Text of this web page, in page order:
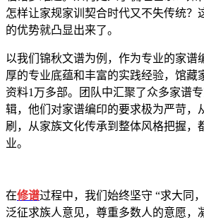
怎样让家规家训契合时代又不失传统？
的优势就凸显出来了。
以我们锦秋文谱为例，作为专业的家谱
厚的专业底蕴和丰富的实践经验，馆藏
资料1万多部。团队中汇聚了众多家谱
辑，他们对家谱编印的要求极为严苛，
刷，从家族文化传承到整体风格把握，
业。
在修谱过程中，我们始终坚守 “求大同
泛征求族人意见，尊重多数人的意愿，